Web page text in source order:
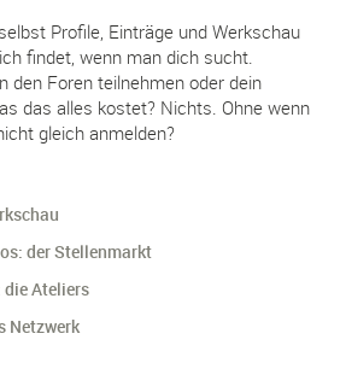
Profile, Einträge und Werkschau
findet, wenn man dich sucht.
den Foren teilnehmen oder dein
das alles kostet? Nichts. Ohne wenn
gleich anmelden?
der Stellenmarkt
die Ateliers
Netzwerk